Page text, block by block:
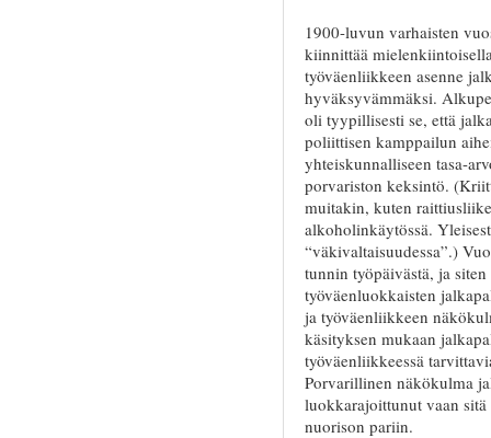
1900-luvun varhaisten
kiinnittää
työväenliikkeen asenne
hyväksyvämmäksi.
oli tyypillisesti se, että
poliittisen kamppailun
yhteiskunnalliseen tasa-
porvariston keksintö.
muitakin, kuten
alkoholinkäytössä.
“väkivaltaisuudessa”.)
tunnin työpäivästä, ja
työväenluokkaisten
ja työväenliikkeen
käsityksen mukaan
työväenliikkeessä
Porvarillinen näkökulma
luokkarajoittunut vaan
nuorison pariin.